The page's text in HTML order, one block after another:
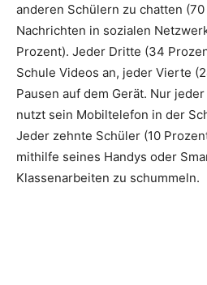
anderen Schülern zu chatten
Nachrichten in sozialen
Prozent). Jeder Dritte (34
Schule Videos an, jeder Vierte
Pausen auf dem Gerät. Nur
nutzt sein Mobiltelefon in der
Jeder zehnte Schüler (10
mithilfe seines Handys oder
Klassenarbeiten zu schummeln.